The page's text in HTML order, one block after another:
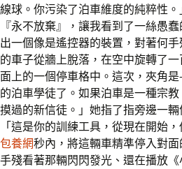
線球。你污染了泊車維度的純粹性
『永不放棄』，讓我看到了一絲愚
出一個像是遙控器的裝置，對著何
的車子從牆上脫落，在空中旋轉了
面上的一個停車格中。這次，夾角
的泊車學徒了。如果泊車是一種宗
摸過的新信徒。」她指了指旁邊一輛
「這是你的訓練工具，從現在開始
包養網秒內，將這輛車精準停入對
手殘看著那輛閃閃發光、還在播放